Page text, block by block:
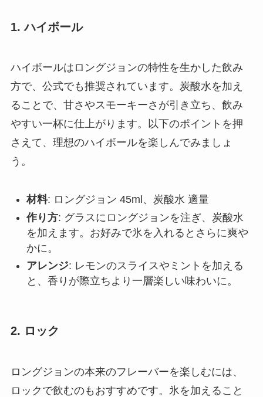
1. ハイボール
ハイボールはロングジョンの特性を生かした飲み
方で、公式でも推奨されています。炭酸水を加え
ることで、甘さやスモーキーさが引き立ち、飲み
やすい一杯に仕上がります。以下のポイントを押
さえて、理想のハイボールを楽しんでみましょ
う。
材料: ロングジョン 45ml、炭酸水 適量
作り方: グラスにロングジョンを注ぎ、炭酸水
を加えます。お好みで氷を入れるとさらに爽や
かに。
アレンジ: レモンのスライスやミントを加える
と、香りが際立ちより一層楽しい味わいに。
2. ロック
ロングジョンの本来のフレーバーを楽しむには、
ロックで飲むのもおすすめです。氷を加えること